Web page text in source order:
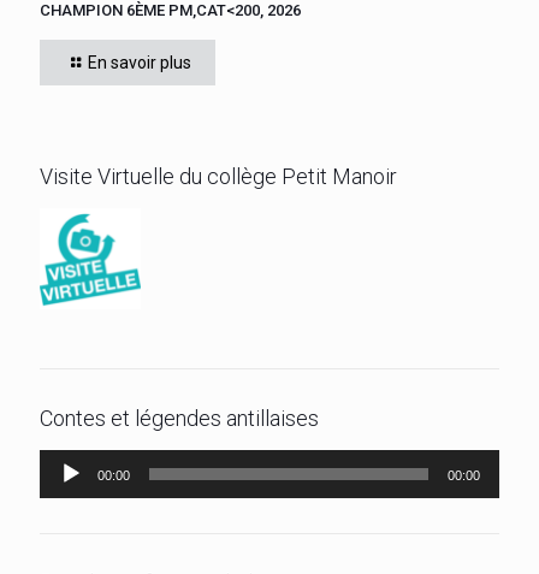
Cette année, tous les élèves de 6ème du collège se sont
affrontés. CADIGNAN Manuel, après une bataille bien
disputée, s’est imposé, le jeudi 4 juin 2026
CHAMPION 6ÈME PM,CAT<200, 2026
En savoir plus
Visite Virtuelle du collège Petit Manoir
Contes et légendes antillaises
Lecteur
audio
00:00 00:00